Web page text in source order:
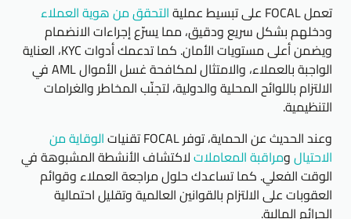
تعمل FOCAL على تبسيط عملية
التحقق من هوية العملاء
ودخلهم بشكل سريع ودقيق، مما يسرّع إجراءات الانضمام
ويضمن أعلى مستويات الأمان. كما تدعمك أدوات KYC، العناية
الواجبة بالعملاء، والامتثال لمكافحة غسل الأموال AML في
الالتزام باللوائح المحلية والدولية، لتجنّب المخاطر والغرامات
التنظيمية.
وعند الحديث عن الحماية، توفر FOCAL تقنيات
الوقاية من
الاحتيالومراقبة المعاملاتلاكتشاف الأنشطة المشبوهة في
الوقت الفعلي. كما تساعدك حلول مراجعة العملاء وقوائم
العقوبات على الالتزام بالقوانين العالمية وتقليل احتمالية
الجرائم المالية.